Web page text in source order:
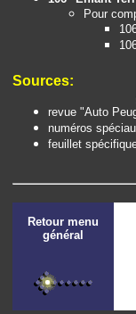
Pour
Sources:
revue "Auto
numéros
feuillet
Retour menu
général